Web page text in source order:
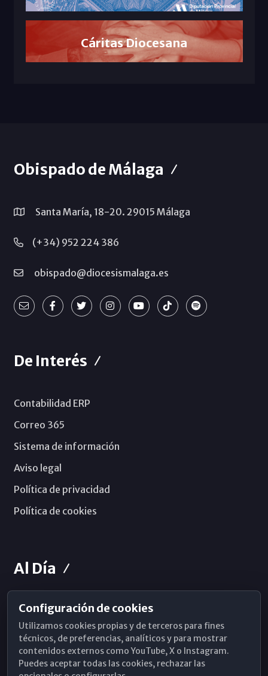
Cáritas Diocesana
Obispado de Málaga
Santa María, 18-20. 29015 Málaga
(+34) 952 224 386
obispado@diocesismalaga.es
De Interés
Contabilidad ERP
Correo 365
Sistema de información
Aviso legal
Política de privacidad
Política de cookies
Al Día
Horarios de Misa
Hemeroteca
WhatsApp
Configuración de cookies
Utilizamos cookies propias y de terceros para fines
técnicos, de preferencias, analíticos y para mostrar
contenidos externos como YouTube, X o Instagram.
Puedes aceptar todas las cookies, rechazar las